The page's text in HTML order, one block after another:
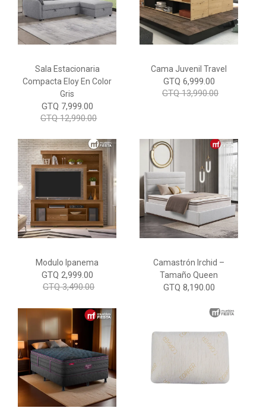
Sala Estacionaria
Compacta Eloy En Color
Gris
GTQ 7,999.00
GTQ 12,990.00
Cama Juvenil Travel
GTQ 6,999.00
GTQ 13,990.00
Modulo Ipanema
GTQ 2,999.00
GTQ 3,490.00
Camastrón Irchid –
Tamaño Queen
GTQ 8,190.00